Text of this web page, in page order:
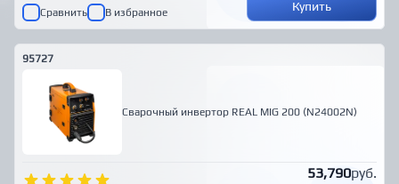
Сравнить В избранное Купить
95727
Сварочный инвертор REAL MIG 200 (N24002N)
53,790руб.